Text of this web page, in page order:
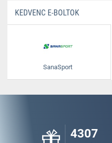
KEDVENC E-BOLTOK
SanaSport
4307